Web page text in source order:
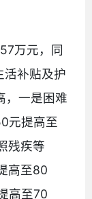
万元，同
活补贴及护
，一是困难
元提高至
残疾等
高至80
高至70